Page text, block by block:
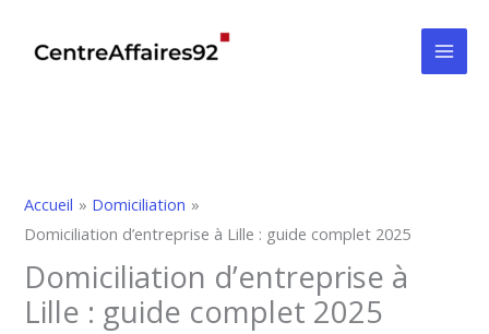
Accueil
Domiciliation
Domiciliation d’entreprise à Lille : guide complet 2025
Domiciliation d’entreprise à
Lille : guide complet 2025